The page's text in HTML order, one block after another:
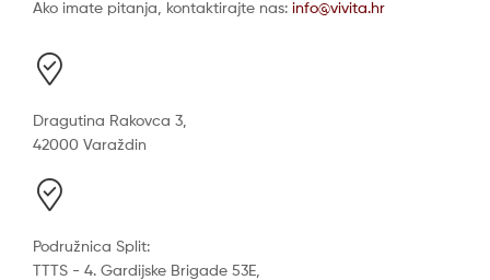
Ako imate pitanja, kontaktirajte nas: info@vivita.hr
Dragutina Rakovca 3,
42000 Varaždin
Podružnica Split:
TTTS - 4. Gardijske Brigade 53E,